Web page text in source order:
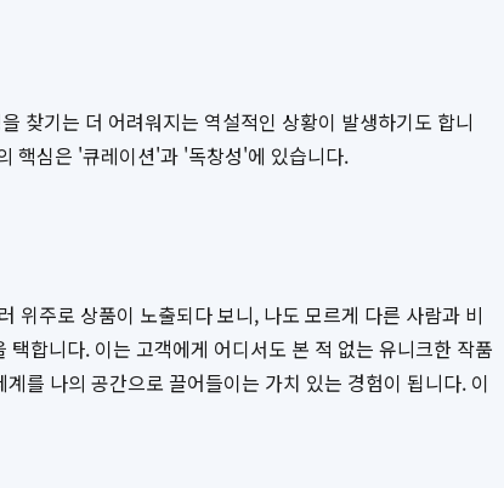
찾기는 더 어려워지는 역설적인 상황이 발생하기도 합니
핵심은 '큐레이션'과 '독창성'에 있습니다.
위주로 상품이 노출되다 보니, 나도 모르게 다른 사람과 비
합니다. 이는 고객에게 어디서도 본 적 없는 유니크한 작품
를 나의 공간으로 끌어들이는 가치 있는 경험이 됩니다. 이